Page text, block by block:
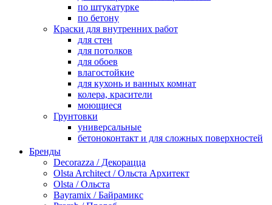
по штукатурке
по бетону
Краски для внутренних работ
для стен
для потолков
для обоев
влагостойкие
для кухонь и ванных комнат
колера, красители
моющиеся
Грунтовки
универсальные
бетоноконтакт и для сложных поверхностей
по металлу
антикорозийные
под декоративные штукатурки
для гипсокартона
Бренды
Decorazza / Декорацца
Olsta Architect / Ольста Архитект
Olsta / Ольста
Bayramix / Байрамикс